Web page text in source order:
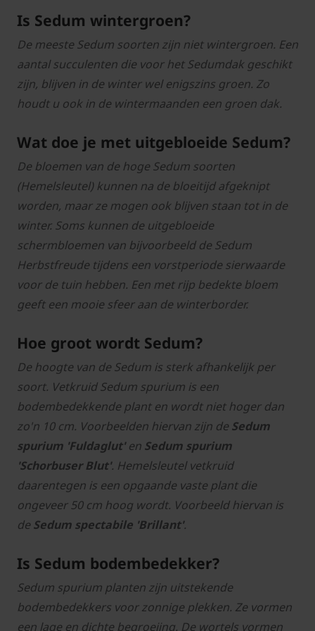
Is Sedum wintergroen?
De meeste Sedum soorten zijn niet wintergroen. Een
aantal succulenten die voor het Sedumdak geschikt
zijn, blijven in de winter wel enigszins groen. Zo
houdt u ook in de wintermaanden een groen dak.
Wat doe je met uitgebloeide Sedum?
De bloemen van de hoge Sedum soorten
(Hemelsleutel) kunnen na de bloeitijd afgeknipt
worden, maar ze mogen ook blijven staan tot in de
winter. Soms kunnen de uitgebloeide
schermbloemen van bijvoorbeeld de Sedum
Herbstfreude tijdens een vorstperiode sierwaarde
voor de tuin hebben. Een met rijp bedekte bloem
geeft een mooie sfeer aan de winterborder.
Hoe groot wordt Sedum?
De hoogte van de Sedum is sterk afhankelijk per
soort. Vetkruid Sedum spurium is een
bodembedekkende plant en wordt niet hoger dan
zo'n 10 cm. Voorbeelden hiervan zijn de Sedum
spurium 'Fuldaglut' en Sedum spurium
'Schorbuser Blut'. Hemelsleutel vetkruid
daarentegen is een opgaande vaste plant die
ongeveer 50 cm hoog wordt. Voorbeeld hiervan is
de Sedum spectabile 'Brillant'.
Is Sedum bodembedekker?
Sedum spurium planten zijn uitstekende
bodembedekkers voor zonnige plekken. Ze vormen
een lage en dichte begroeiing. De wortels vormen